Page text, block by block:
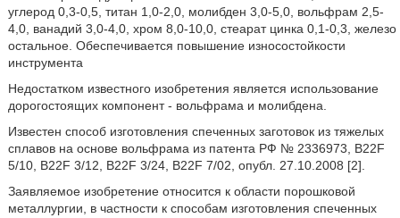
углерод 0,3-0,5, титан 1,0-2,0, молибден 3,0-5,0, вольфрам 2,5-
4,0, ванадий 3,0-4,0, хром 8,0-10,0, стеарат цинка 0,1-0,3, железо
остальное. Обеспечивается повышение износостойкости
инструмента
Недостатком известного изобретения является использование
дорогостоящих компонент - вольфрама и молибдена.
Известен способ изготовления спеченных заготовок из тяжелых
сплавов на основе вольфрама из патента РФ № 2336973, B22F
5/10, B22F 3/12, B22F 3/24, B22F 7/02, опубл. 27.10.2008 [2].
Заявляемое изобретение относится к области порошковой
металлургии, в частности к способам изготовления спеченных